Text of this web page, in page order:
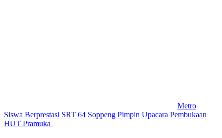
Metro
Siswa Berprestasi SRT 64 Soppeng Pimpin Upacara Pembukaan
HUT Pramuka